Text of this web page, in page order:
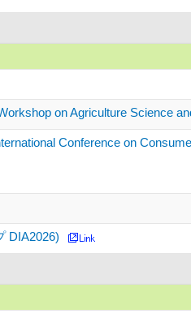
on Agriculture Science
Conference on
DIA2026)